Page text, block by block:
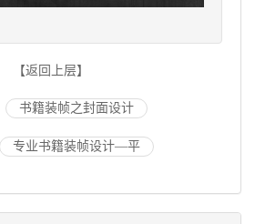
【返回上层】
书籍装帧之封面设计
专业书籍装帧设计—平